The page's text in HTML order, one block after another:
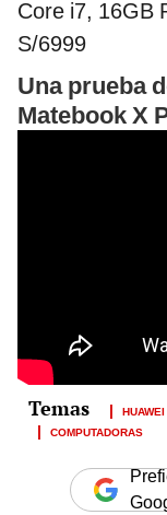
Core i7, 16GB
S/6999
Una prueba
Matebook X
HUAWEI
COMPUTADORAS